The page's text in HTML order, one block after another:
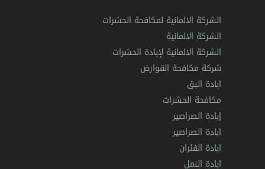
الشركة الالمانية لمكافحة الحشرات
الشركة الالمانية
الشركة الالمانية لإبادة الحشرات
شركة مكافحة القوارض
ابادة البق
مكافحة الحشرات
إبادة الصراصير
ابادة الصراصير
ابادة الفئران
ابادة النمل